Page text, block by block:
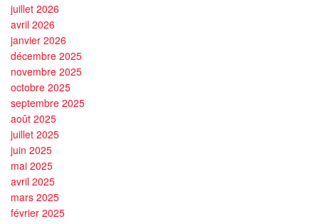
juillet 2026
avril 2026
janvier 2026
décembre 2025
novembre 2025
octobre 2025
septembre 2025
août 2025
juillet 2025
juin 2025
mai 2025
avril 2025
mars 2025
février 2025